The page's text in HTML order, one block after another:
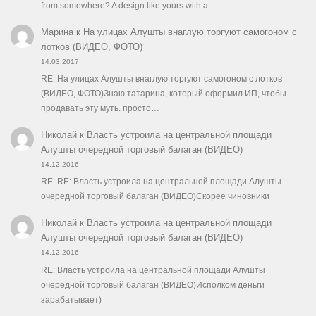
from somewhere? A design like yours with a…
Маринак На улицах Алушты внаглую торгуют самогоном с
лотков (ВИДЕО, ФОТО)
14.03.2017
RE: На улицах Алушты внаглую торгуют самогоном с лотков
(ВИДЕО, ФОТО)Знаю татарина, который оформил ИП, чтобы
продавать эту муть. просто…
Николайк Власть устроила на центральной площади
Алушты очередной торговый балаган (ВИДЕО)
14.12.2016
RE: RE: Власть устроила на центральной площади Алушты
очередной торговый балаган (ВИДЕО)Скорее чиновники
Николайк Власть устроила на центральной площади
Алушты очередной торговый балаган (ВИДЕО)
14.12.2016
RE: Власть устроила на центральной площади Алушты
очередной торговый балаган (ВИДЕО)Исполком деньги
зарабатывает)